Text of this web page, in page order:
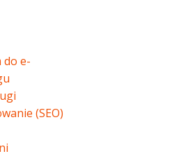
do e-
(SEO)